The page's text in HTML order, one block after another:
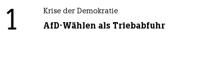
1 Krise der Demokratie
AfD-Wählen als Triebabfuhr